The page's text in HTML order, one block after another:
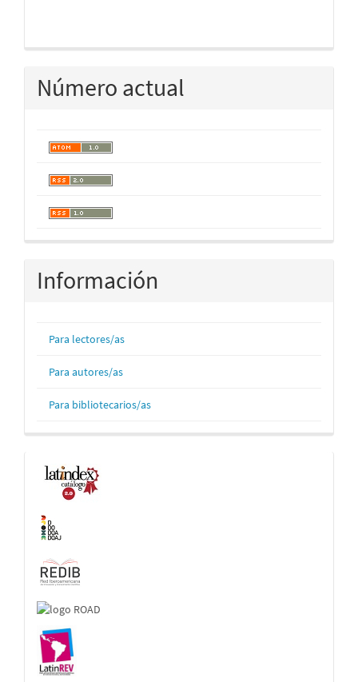
Número actual
Información
Para lectores/as
Para autores/as
Para bibliotecarios/as
Indexaciones